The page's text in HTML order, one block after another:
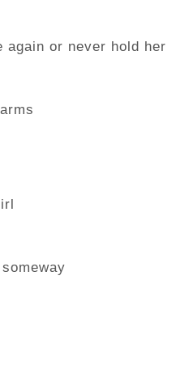
or never hold her